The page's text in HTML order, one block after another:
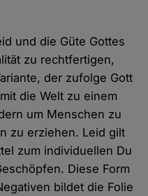
und die Güte Gottes
zu rechtfertigen,
der zufolge Gott
die Welt zu einem
um Menschen zu
zu erziehen. Leid gilt
zum individuellen Du
Diese Form
bildet die Folie